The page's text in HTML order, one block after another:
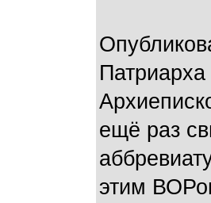
ещё раз
этим